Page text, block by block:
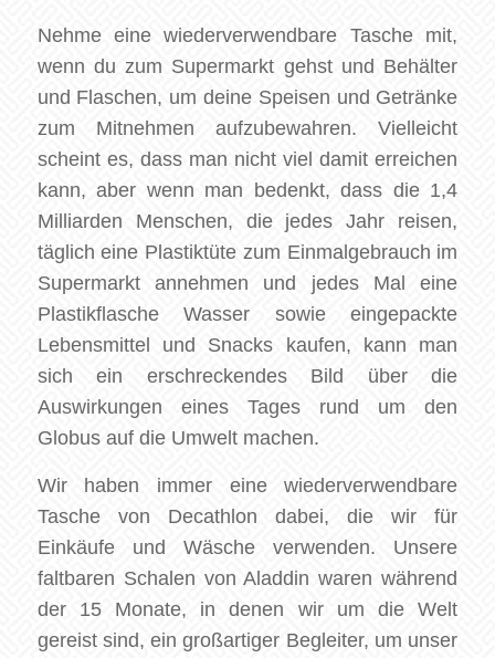
Nehme eine wiederverwendbare Tasche mit,
wenn du zum Supermarkt gehst und Behälter
und Flaschen, um deine Speisen und Getränke
zum Mitnehmen aufzubewahren. Vielleicht
scheint es, dass man nicht viel damit erreichen
kann, aber wenn man bedenkt, dass die 1,4
Milliarden Menschen, die jedes Jahr reisen,
täglich eine Plastiktüte zum Einmalgebrauch im
Supermarkt annehmen und jedes Mal eine
Plastikflasche Wasser sowie eingepackte
Lebensmittel und Snacks kaufen, kann man
sich ein erschreckendes Bild über die
Auswirkungen eines Tages rund um den
Globus auf die Umwelt machen.
Wir haben immer eine wiederverwendbare
Tasche von Decathlon dabei, die wir für
Einkäufe und Wäsche verwenden. Unsere
faltbaren Schalen von Aladdin waren während
der 15 Monate, in denen wir um die Welt
gereist sind, ein großartiger Begleiter, um unser